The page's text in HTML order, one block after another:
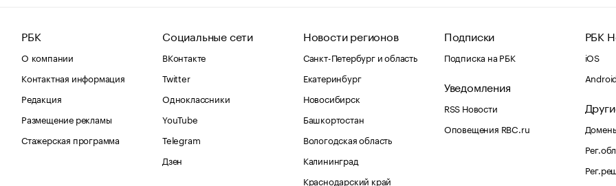
РБК
О компании
Контактная информация
Редакция
Размещение рекламы
Стажерская программа
Социальные сети
ВКонтакте
Twitter
Одноклассники
YouTube
Telegram
Дзен
Новости регионов
Санкт-Петербург и область
Екатеринбург
Новосибирск
Башкортостан
Вологодская область
Калининград
Краснодарский край
Подписки
Подписка на РБК
Уведомления
RSS Новости
Оповещения RBC.ru
РБК
iOS